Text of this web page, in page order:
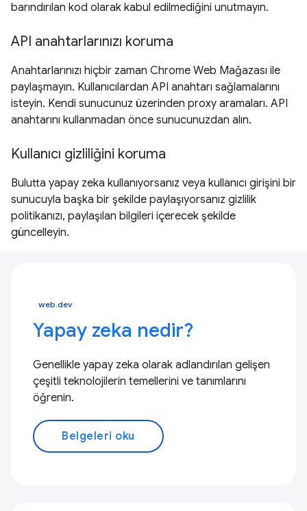
barındırılan kod olarak kabul edilmediğini unutmayın.
API anahtarlarınızı koruma
Anahtarlarınızı hiçbir zaman Chrome Web Mağazası ile
paylaşmayın. Kullanıcılardan API anahtarı sağlamalarını
isteyin. Kendi sunucunuz üzerinden proxy aramaları. API
anahtarını kullanmadan önce sunucunuzdan alın.
Kullanıcı gizliliğini koruma
Bulutta yapay zeka kullanıyorsanız veya kullanıcı girişini bir
sunucuyla başka bir şekilde paylaşıyorsanız gizlilik
politikanızı, paylaşılan bilgileri içerecek şekilde
güncelleyin.
web.dev
Yapay zeka nedir?
Genellikle yapay zeka olarak adlandırılan gelişen
çeşitli teknolojilerin temellerini ve tanımlarını
öğrenin.
Belgeleri oku